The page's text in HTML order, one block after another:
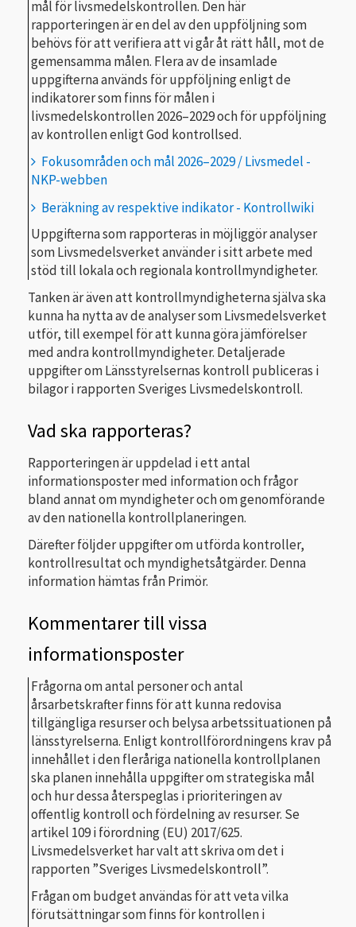
mål för livsmedelskontrollen. Den här
rapporteringen är en del av den uppföljning som
behövs för att verifiera att vi går åt rätt håll, mot de
gemensamma målen. Flera av de insamlade
uppgifterna används för uppföljning enligt de
indikatorer som finns för målen i
livsmedelskontrollen 2026–2029 och för uppföljning
av kontrollen enligt God kontrollsed.
Fokusområden och mål 2026–2029 / Livsmedel -
NKP-webben
Beräkning av respektive indikator - Kontrollwiki
Uppgifterna som rapporteras in möjliggör analyser
som Livsmedelsverket använder i sitt arbete med
stöd till lokala och regionala kontrollmyndigheter.
Tanken är även att kontrollmyndigheterna själva ska
kunna ha nytta av de analyser som Livsmedelsverket
utför, till exempel för att kunna göra jämförelser
med andra kontrollmyndigheter. Detaljerade
uppgifter om Länsstyrelsernas kontroll publiceras i
bilagor i rapporten Sveriges Livsmedelskontroll.
Vad ska rapporteras?
Rapporteringen är uppdelad i ett antal
informationsposter med information och frågor
bland annat om myndigheter och om genomförande
av den nationella kontrollplaneringen.
Därefter följder uppgifter om utförda kontroller,
kontrollresultat och myndighetsåtgärder. Denna
information hämtas från Primör.
Kommentarer till vissa
informationsposter
Frågorna om antal personer och antal
årsarbetskrafter finns för att kunna redovisa
tillgängliga resurser och belysa arbetssituationen på
länsstyrelserna. Enligt kontrollförordningens krav på
innehållet i den fleråriga nationella kontrollplanen
ska planen innehålla uppgifter om strategiska mål
och hur dessa återspeglas i prioriteringen av
offentlig kontroll och fördelning av resurser. Se
artikel 109 i förordning (EU) 2017/625.
Livsmedelsverket har valt att skriva om det i
rapporten ”Sveriges Livsmedelskontroll”.
Frågan om budget användas för att veta vilka
förutsättningar som finns för kontrollen i